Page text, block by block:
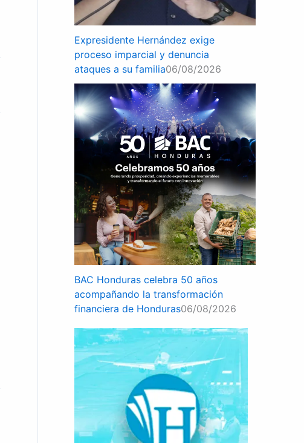
Expresidente Hernández exige
proceso imparcial y denuncia
ataques a su familia06/08/2026
BAC Honduras celebra 50 años
acompañando la transformación
financiera de Honduras06/08/2026